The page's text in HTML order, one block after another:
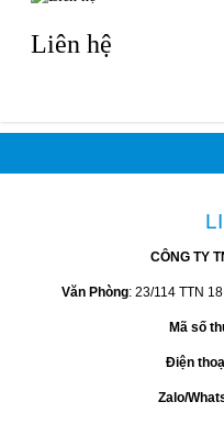
Liên hệ
CÔNG TY
Văn Phòng: 23/114 TTN
Mã số
Điện
Zalo/